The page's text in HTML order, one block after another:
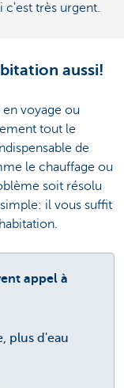
c'est très urgent.
aussi!
en voyage ou
tout le
de
le chauffage ou
soit résolu
il vous suffit
appel à
plus d'eau